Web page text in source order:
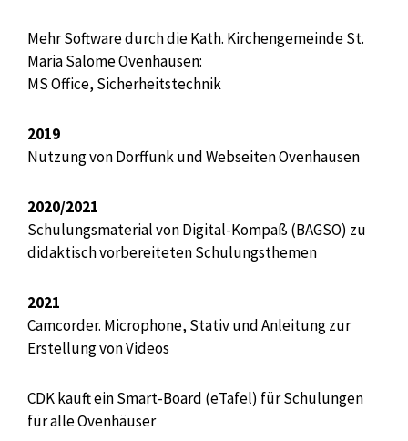
Mehr Software durch die Kath. Kirchengemeinde St.
Maria Salome Ovenhausen:
MS Office, Sicherheitstechnik
2019
Nutzung von Dorffunk und Webseiten Ovenhausen
2020/2021
Schulungsmaterial von Digital-Kompaß (BAGSO) zu
didaktisch vorbereiteten Schulungsthemen
2021
Camcorder. Microphone, Stativ und Anleitung zur
Erstellung von Videos
CDK kauft ein Smart-Board (eTafel) für Schulungen
für alle Ovenhäuser